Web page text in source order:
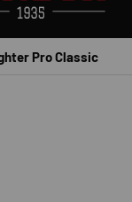
Pro Classic